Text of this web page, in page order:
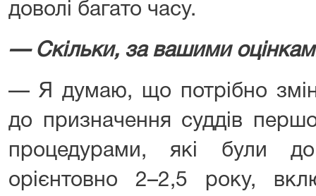
доволі багато часу.
— Скільки, за вашими
— Я думаю, що потрібно
до призначення суддів
процедурами, які були
орієнтовно 2–2,5 року,